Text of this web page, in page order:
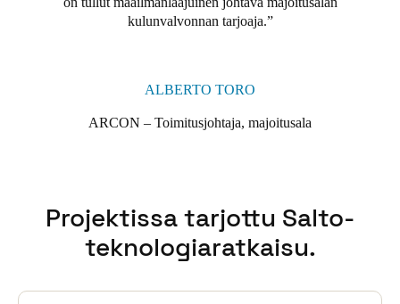
kulunvalvonnan tarjoaja.
ALBERTO TORO
ARCON – Toimitusjohtaja, majoitusala
Projektissa tarjottu Salto-
teknologiaratkaisu.